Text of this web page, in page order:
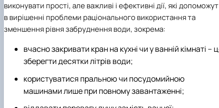
виконувати прості, але важливі і ефективні дії, які
в вирішенні проблеми раціонального використання та
зменшення рівня забруднення води, зокрема:
вчасно закривати кран на кухні чи у ванній кімнаті –
зберегти десятки літрів води;
користуватися пральною чи посудомийною
машинами лише при повному завантаженні;